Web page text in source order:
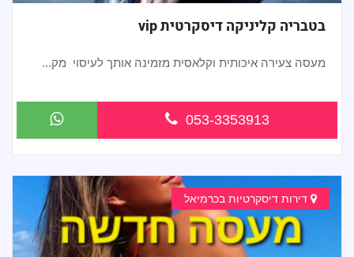
בטבריה קליניקה דיסקרטית vip
מעסה צעירה איכותית וקלאסית מזמינה אותך לעיסוי מק...
053-3353913
דירות דיסקרטיות בכרמיאל